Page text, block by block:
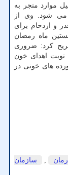
موارد منجر به
می شود. وی از
و ازدحام برای
ماه رمضان
کرد: ضروری
نوبت اهدای خون
های خونی در
,
سازمان